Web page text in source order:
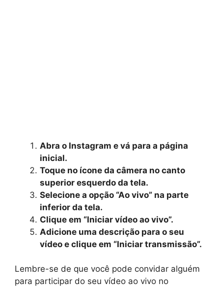
Abra o Instagram e vá para a página
inicial.
Toque no ícone da câmera no canto
superior esquerdo da tela.
Selecione a opção “Ao vivo” na parte
inferior da tela.
Clique em “Iniciar vídeo ao vivo”.
Adicione uma descrição para o seu
vídeo e clique em “Iniciar transmissão”.
Lembre-se de que você pode convidar alguém
para participar do seu vídeo ao vivo no